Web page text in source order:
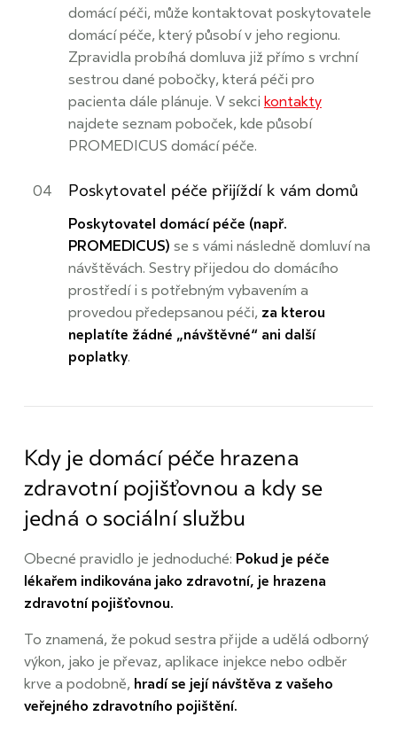
domácí péči, může kontaktovat poskytovatele
domácí péče, který působí v jeho regionu.
Zpravidla probíhá domluva již přímo s vrchní
sestrou dané pobočky, která péči pro
pacienta dále plánuje. V sekci kontakty
najdete seznam poboček, kde působí
PROMEDICUS domácí péče.
Poskytovatel péče přijíždí k vám domů
Poskytovatel domácí péče (např.
PROMEDICUS) se s vámi následně domluví na
návštěvách. Sestry přijedou do domácího
prostředí i s potřebným vybavením a
provedou předepsanou péči, za kterou
neplatíte žádné „návštěvné“ ani další
poplatky.
Kdy je domácí péče hrazena
zdravotní pojišťovnou a kdy se
jedná o sociální službu
Obecné pravidlo je jednoduché: Pokud je péče
lékařem indikována jako zdravotní, je hrazena
zdravotní pojišťovnou.
To znamená, že pokud sestra přijde a udělá odborný
výkon, jako je převaz, aplikace injekce nebo odběr
krve a podobně, hradí se její návštěva z vašeho
veřejného zdravotního pojištění.